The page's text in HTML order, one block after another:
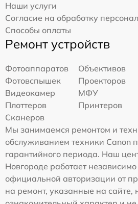
Наши услуги
Согласие на обработку
Способы оплаты
Ремонт устройств
Фотоаппаратов
Объективов
Фотовспышек
Проекторов
Видеокамер
МФУ
Плоттеров
Принтеров
Сканеров
Мы занимаемся ремонтом и
обслуживанием техники Canon
гарантийного периода. Наш
Новгороде работает
официальной авторизации от
на ремонт, указанные на сайте,